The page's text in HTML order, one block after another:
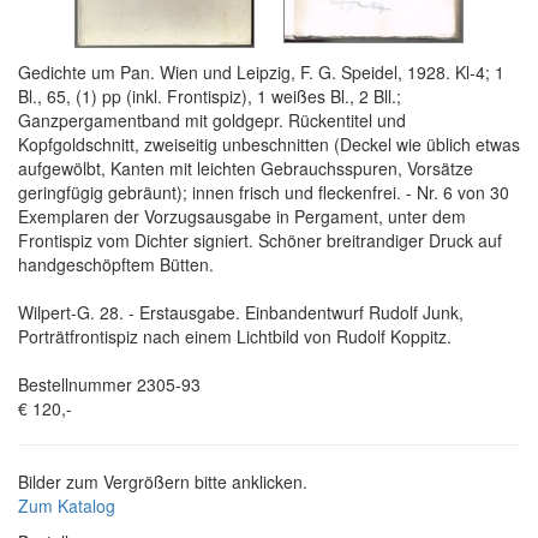
Gedichte um Pan. Wien und Leipzig, F. G. Speidel, 1928. Kl-4; 1
Bl., 65, (1) pp (inkl. Frontispiz), 1 weißes Bl., 2 Bll.;
Ganzpergamentband mit goldgepr. Rückentitel und
Kopfgoldschnitt, zweiseitig unbeschnitten (Deckel wie üblich etwas
aufgewölbt, Kanten mit leichten Gebrauchsspuren, Vorsätze
geringfügig gebräunt); innen frisch und fleckenfrei. - Nr. 6 von 30
Exemplaren der Vorzugsausgabe in Pergament, unter dem
Frontispiz vom Dichter signiert. Schöner breitrandiger Druck auf
handgeschöpftem Bütten.
Wilpert-G. 28. - Erstausgabe. Einbandentwurf Rudolf Junk,
Porträtfrontispiz nach einem Lichtbild von Rudolf Koppitz.
Bestellnummer 2305-93
€ 120,-
Bilder zum Vergrößern bitte anklicken.
Zum Katalog